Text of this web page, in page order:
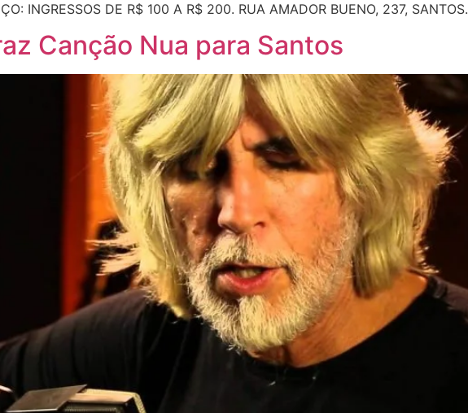
INGRESSOS DE R$ 100 A R$ 200. RUA AMADOR BUENO, 237, SANTOS.
Canção Nua para Santos